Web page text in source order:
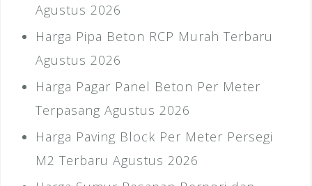
Agustus 2026
Harga Pipa Beton RCP Murah Terbaru
Agustus 2026
Harga Pagar Panel Beton Per Meter
Terpasang Agustus 2026
Harga Paving Block Per Meter Persegi
M2 Terbaru Agustus 2026